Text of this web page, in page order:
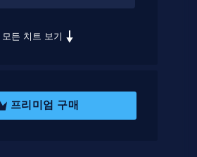
모든 치트 보기
프리미엄 구매